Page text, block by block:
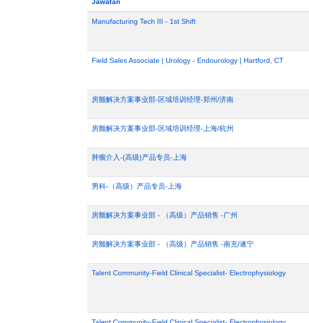
Manufacturing Tech III - 1st Shift
Field Sales Associate | Urology - Endourology | Hartford, CT
房颤解决方案事业部-区域培训经理-郑州/济南
房颤解决方案事业部-区域培训经理-上海/杭州
肿瘤介入-(高级)产品专员-上海
男科-（高级）产品专员-上海
房颤解决方案事业部 - （高级）产品销售 -广州
房颤解决方案事业部 - （高级）产品销售 -南充/遂宁
Talent Community-Field Clinical Specialist- Electrophysiology